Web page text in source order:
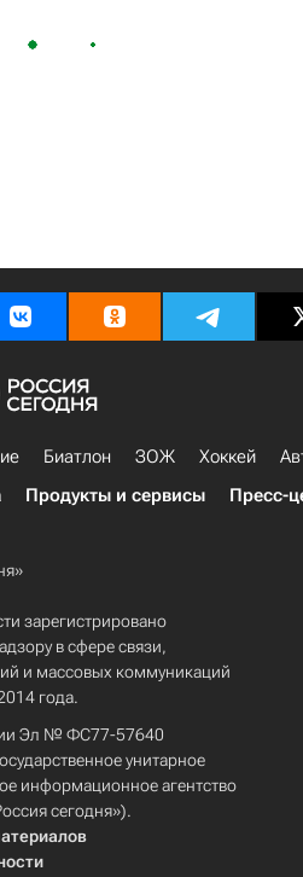
Биатлон ЗОЖ Хоккей
Продукты и сервисы Пресс-
зарегистрировано
в сфере связи,
и массовых коммуникаций
года.
Эл № ФС77-57640
унитарное
информационное агентство
сегодня»).